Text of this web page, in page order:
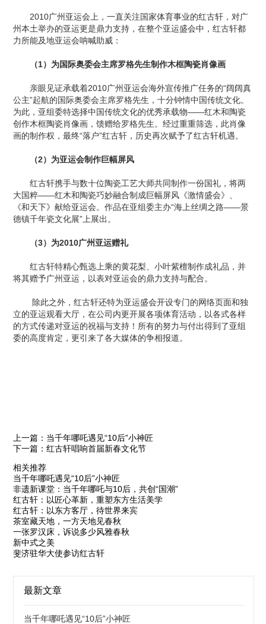
2010广州亚运会上，一直关注国家体育事业的红古轩，对广
州本土举办的亚运更是鼎力支持，在整个亚运盛会中，红古轩都
力所能及地亚运会呐喊助威：
（1）为国际奥委会主席罗格先生制作木框陶瓷肖像画
亲眼见证承载着2010广州亚运会海外宣传推广任务的“阔阔真
公主”起航的国际奥委会主席罗格先生，十分钟情中国传统文化。
为此，亚组委特选择中国传统文化的优秀承载物——红木和陶瓷
创作木框陶瓷肖像画，馈赠给罗格先生。经过重重筛选，此肖像
画的制作权，最终“落户”红古轩，历史再次赋予了红古轩机遇。
（2）为亚运会制作巨幅屏风
红古轩携手与数十位陶瓷工艺大师共同制作一份国礼，将两
大国粹——红木和陶瓷巧妙融合制成巨幅屏风《激情盛会》、
《和天下》献给亚运会。作品在亚组委主办“海上丝绸之路——景
德镇千年瓷文化展”上展出。
（3）为2010广州亚运赠礼
红古轩特精心甄选上乘的黄花梨、小叶紫檀制作成礼品，并
将其赠予广州亚运，以表对亚运会的鼎力支持与配合。
除此之外，红古轩还特为亚运盛会开设专门的网络页面和独
立的亚运观看大厅，在公司内更开展各项体育活动，以各式各样
的方式传递对亚运的祝福与支持！所有的努力与付出得到了亚组
委的高度肯定，更引来了各大媒体的争相报道。
上一篇：当千年哪吒遇见“10后”小神匠
下一篇：红古轩唱响首届新春文化节
相关推荐
当千年哪吒遇见“10后”小神匠
非遗新课堂：当千年哪吒与10后，共创“国潮”
红古轩：以匠心革新，重塑东方生活美学
红古轩：以东方客厅，待世界来宾
茶室藏天地，一方天地见春秋
一张罗汉床，诉说多少风雅春秋
新中式之美
斐济驻华大使参访红古轩
最新文章
当千年哪吒遇见“10后”小神匠